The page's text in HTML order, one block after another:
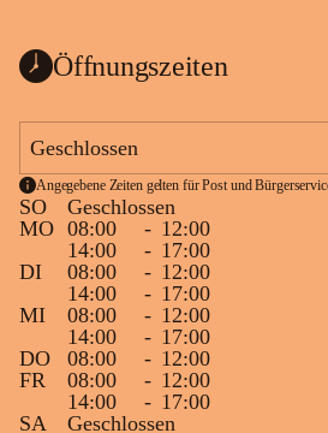
Öffnungszeiten
Geschlossen
Angegebene Zeiten gelten für Post und
SO
Geschlossen
MO 08:00 - 12:00
14:00
- 17:00
DI
08:00 - 12:00
14:00
- 17:00
MI
08:00 - 12:00
14:00
- 17:00
DO
08:00 - 12:00
FR
08:00 - 12:00
14:00
- 17:00
SA
Geschlossen